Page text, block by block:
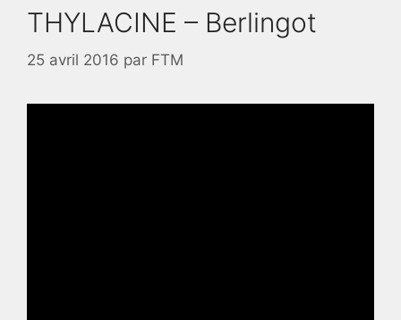
THYLACINE – Berlingot
25 avril 2016 par FTM